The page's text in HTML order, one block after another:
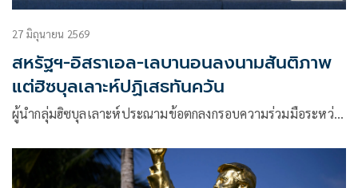
27 มิถุนายน 2569
สหรัฐฯ-อิสราเอล-เลบานอนลงนามสันติภาพ
แต่ฮิซบุลเลาะห์ปฏิเสธทันควัน
ผู้นำกลุ่มฮิซบุลเลาะห์ประณามข้อตกลงกรอบความร่วมมือระหว่…